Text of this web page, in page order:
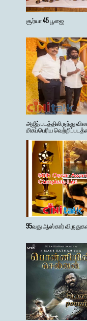
சூர்யா 45 பூஜை
அஜீத் படத்திலிருந்து
மிகப்பெரிய
95வது ஆஸ்கார்